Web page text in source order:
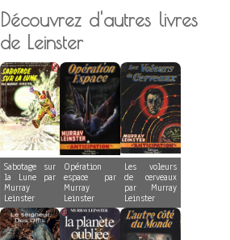
Découvrez d'autres livres
de Leinster
Sabotage sur
la Lune par
Murray
Leinster
Opération
espace par
Murray
Leinster
Les voleurs
de cerveaux
par Murray
Leinster